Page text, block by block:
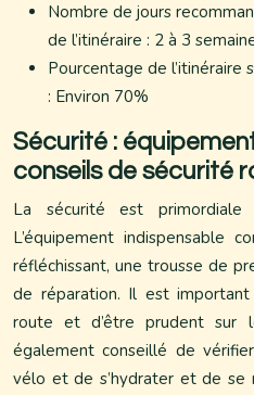
Nombre de jours
de l’itinéraire : 2 à 3
Pourcentage de l’itinéraire
: Environ 70%
Sécurité :
conseils de sécurité
La sécurité est
L’équipement indispensable
réfléchissant, une trousse de
de réparation. Il est
route et d’être prudent sur
également conseillé de
vélo et de s’hydrater et de se